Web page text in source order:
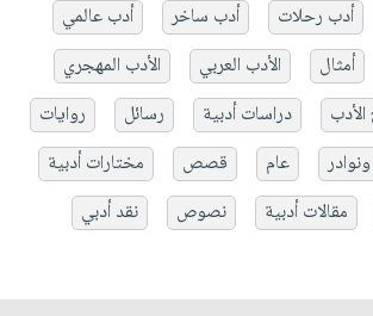
أدب رحلات أدب ساخر
أدب عالمي
أمثال الأدب العربي
الأدب المهجري
دراسات أدبية رسائل
روايات
عام قصص
مختارات أدبية
مقالات أدبية نصوص نقد أدبي